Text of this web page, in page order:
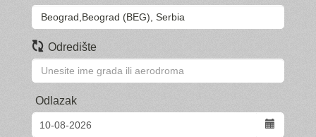
Odredište
Odlazak